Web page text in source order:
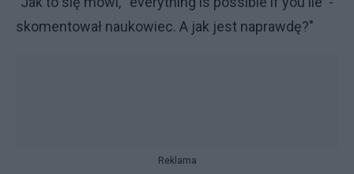
skomentował naukowiec. A jak jest naprawdę?"
Reklama